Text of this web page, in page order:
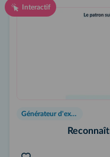
Interactif
Générateur d'exercices